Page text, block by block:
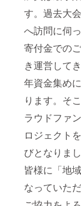
す。過去大
へ訪問に伺
寄付金での
き運営して
年資金集め
ります。そ
ラウドファ
ロジェクト
びとなりま
皆様に「地
なっていた